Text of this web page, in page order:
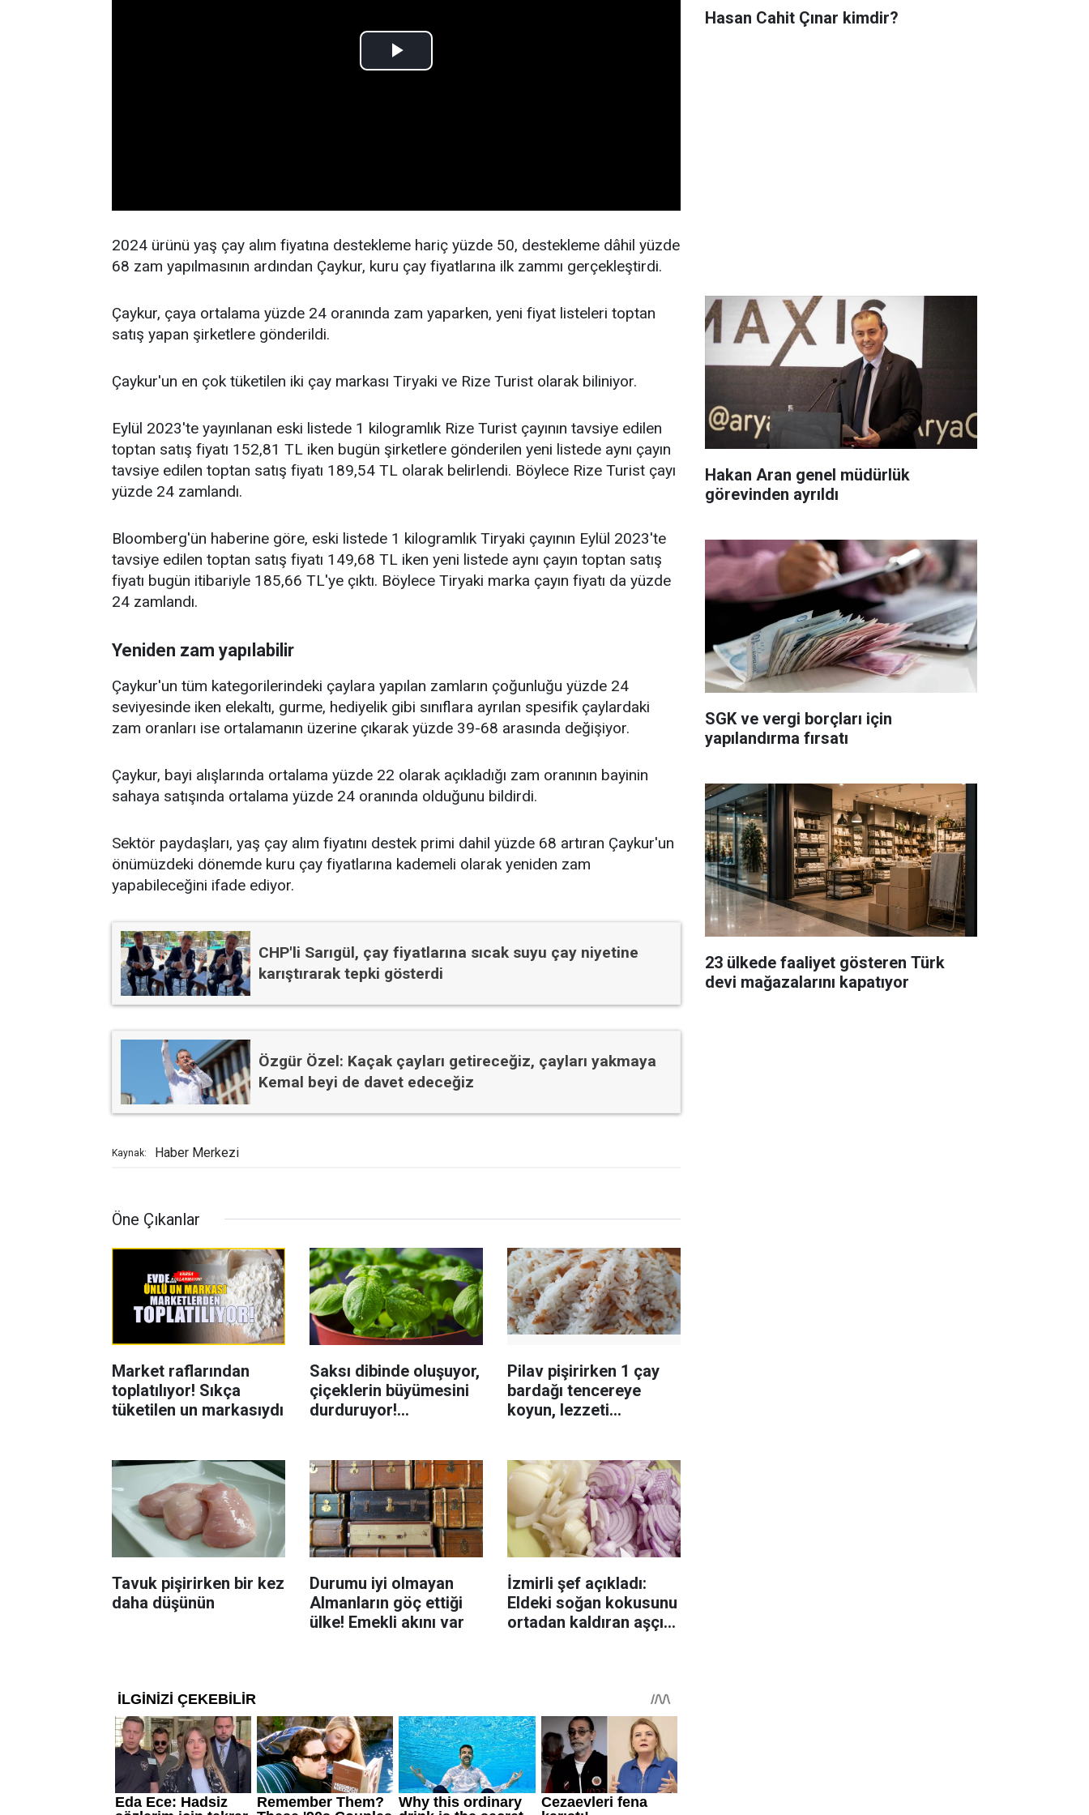
2024 ürünü yaş çay alım fiyatına destekleme hariç yüzde 50, destekleme dâhil yüzde
68 zam yapılmasının ardından Çaykur, kuru çay fiyatlarına ilk zammı gerçekleştirdi.
Çaykur, çaya ortalama yüzde 24 oranında zam yaparken, yeni fiyat listeleri toptan
satış yapan şirketlere gönderildi.
Çaykur'un en çok tüketilen iki çay markası Tiryaki ve Rize Turist olarak biliniyor.
Eylül 2023'te yayınlanan eski listede 1 kilogramlık Rize Turist çayının tavsiye edilen
toptan satış fiyatı 152,81 TL iken bugün şirketlere gönderilen yeni listede aynı çayın
tavsiye edilen toptan satış fiyatı 189,54 TL olarak belirlendi. Böylece Rize Turist çayı
yüzde 24 zamlandı.
Bloomberg'ün haberine göre, eski listede 1 kilogramlık Tiryaki çayının Eylül 2023'te
tavsiye edilen toptan satış fiyatı 149,68 TL iken yeni listede aynı çayın toptan satış
fiyatı bugün itibariyle 185,66 TL'ye çıktı. Böylece Tiryaki marka çayın fiyatı da yüzde
24 zamlandı.
Yeniden zam yapılabilir
Çaykur'un tüm kategorilerindeki çaylara yapılan zamların çoğunluğu yüzde 24
seviyesinde iken elekaltı, gurme, hediyelik gibi sınıflara ayrılan spesifik çaylardaki
zam oranları ise ortalamanın üzerine çıkarak yüzde 39-68 arasında değişiyor.
Çaykur, bayi alışlarında ortalama yüzde 22 olarak açıkladığı zam oranının bayinin
sahaya satışında ortalama yüzde 24 oranında olduğunu bildirdi.
Sektör paydaşları, yaş çay alım fiyatını destek primi dahil yüzde 68 artıran Çaykur'un
önümüzdeki dönemde kuru çay fiyatlarına kademeli olarak yeniden zam
yapabileceğini ifade ediyor.
CHP'li Sarıgül, çay fiyatlarına sıcak suyu çay niyetine
karıştırarak tepki gösterdi
Özgür Özel: Kaçak çayları getireceğiz, çayları yakmaya
Kemal beyi de davet edeceğiz
Kaynak: Haber Merkezi
Öne Çıkanlar
Market raflarından
toplatılıyor! Sıkça
tüketilen un markasıydı
Saksı dibinde oluşuyor,
çiçeklerin büyümesini
durduruyor!
Pilav pişirirken 1 çay
bardağı tencereye
koyun, lezzeti
Tavuk pişirirken bir kez
daha düşünün
Durumu iyi olmayan
Almanların göç ettiği
ülke! Emekli akını var
İzmirli şef açıkladı:
Eldeki soğan kokusunu
ortadan kaldıran aşçı
Hasan Cahit Çınar kimdir?
Hakan Aran genel müdürlük
görevinden ayrıldı
SGK ve vergi borçları için
yapılandırma fırsatı
23 ülkede faaliyet gösteren Türk
devi mağazalarını kapatıyor